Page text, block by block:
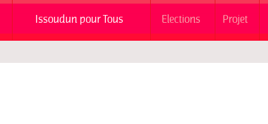
Issoudun pour Tous Elections Projet